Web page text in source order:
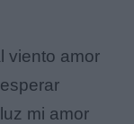
viento amor
mi amor